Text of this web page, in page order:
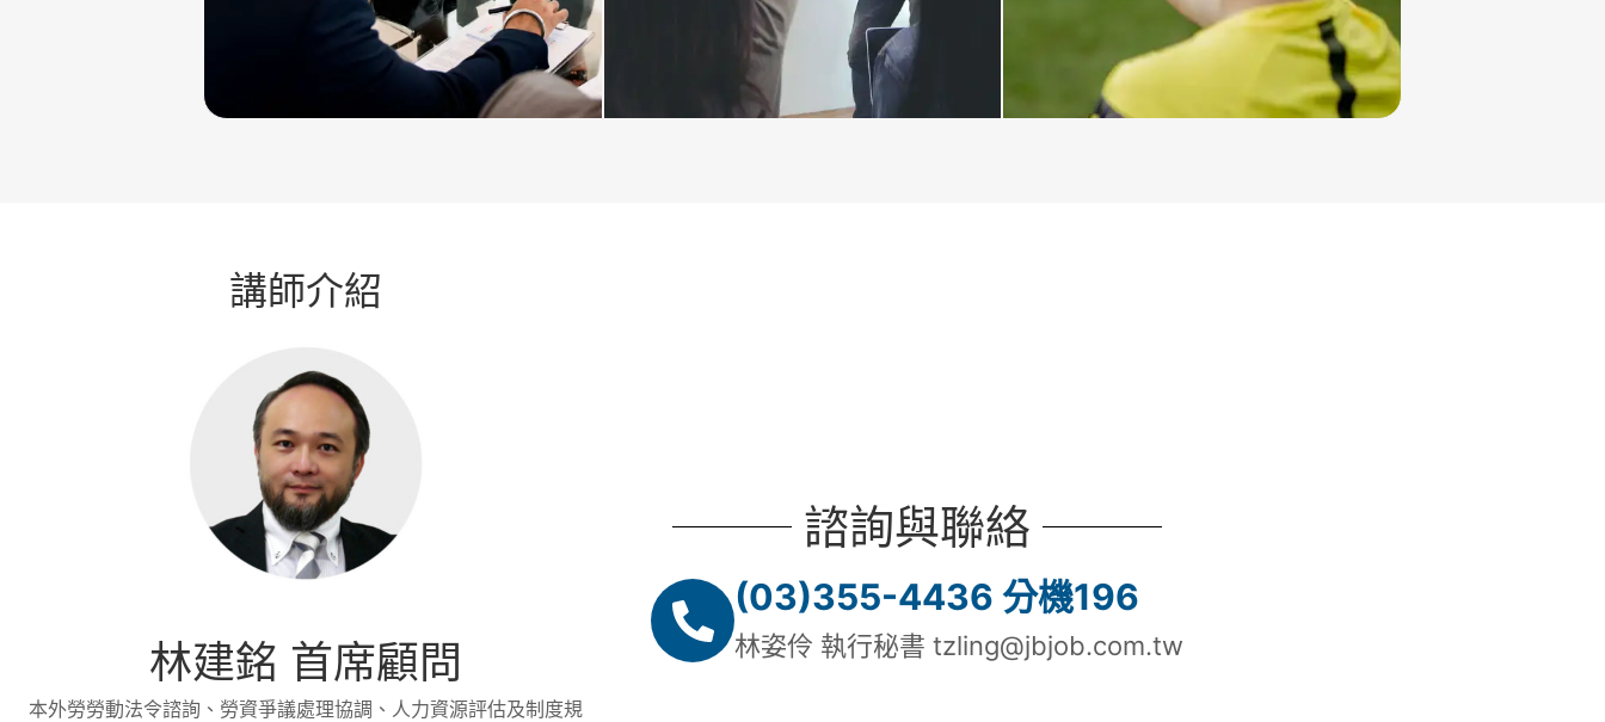
講師介紹
林建銘 首席顧問
本外勞勞動法令諮詢、勞資爭議處理協調、人力資源評估及制度規
諮詢與聯絡
(03)355-4436 分機196
林姿伶 執行秘書 tzling@jbjob.com.tw